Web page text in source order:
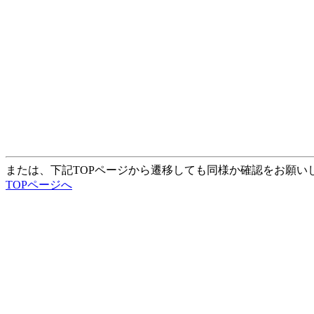
または、下記TOPページから遷移しても同様か確認をお願い
TOPページへ